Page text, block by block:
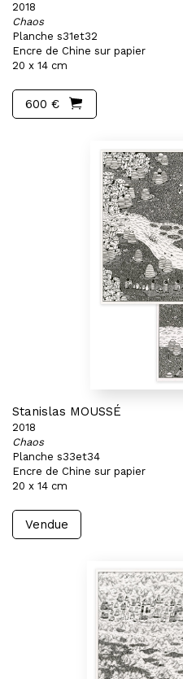
2018
Chaos
Planche s31et32
Encre de Chine sur papier
20 x 14 cm
600 €
Stanislas MOUSSÉ
2018
Chaos
Planche s33et34
Encre de Chine sur papier
20 x 14 cm
Vendue